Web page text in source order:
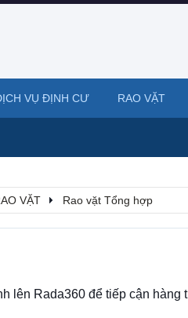
VẶT Rao vặt Tổng hợp
lên Rada360 để tiếp cận hàng
VỤ ĐỊNH CƯ RAO VẶT